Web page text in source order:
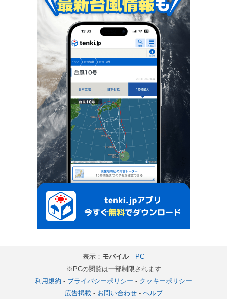
表示： モバイル｜ PC
※PCの閲覧は一部制限されます
利用規約 - プライバシーポリシー - クッキーポリシー
広告掲載- お問い合わせ- ヘルプ